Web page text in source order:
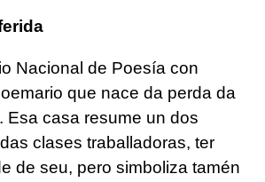
Nacional de Poesía con
que nace da perda da
Esa casa resume un dos
clases traballadoras, ter
de seu, pero simboliza tamén